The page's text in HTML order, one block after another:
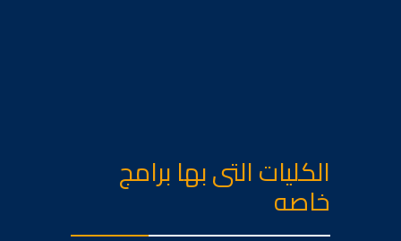
الكليات التى بها برامج
خاصه